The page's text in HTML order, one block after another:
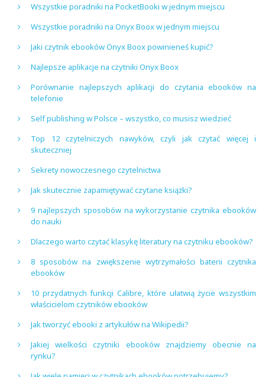
Wszystkie poradniki na PocketBooki w jednym miejscu
Wszystkie poradniki na Onyx Boox w jednym miejscu
Jaki czytnik ebooków Onyx Boox powinieneś kupić?
Najlepsze aplikacje na czytniki Onyx Boox
Porównanie najlepszych aplikacji do czytania ebooków na
telefonie
Self publishing w Polsce – wszystko, co musisz wiedzieć
Top 12 czytelniczych nawyków, czyli jak czytać więcej i
skuteczniej
Sekrety nowoczesnego czytelnictwa
Jak skutecznie zapamiętywać czytane książki?
9 najlepszych sposobów na wykorzystanie czytnika ebooków
do nauki
Dlaczego warto czytać klasykę literatury na czytniku ebooków?
8 sposobów na zwiększenie wytrzymałości baterii czytnika
ebooków
10 przydatnych funkcji Calibre, które ułatwią życie wszystkim
właścicielom czytników ebooków
Jak tworzyć ebooki z artykułów na Wikipedii?
Jakiej wielkości czytniki ebooków znajdziemy obecnie na
rynku?